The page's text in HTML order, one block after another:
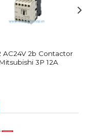
AC24V 2b Contactor
Mitsubishi 3P 12A